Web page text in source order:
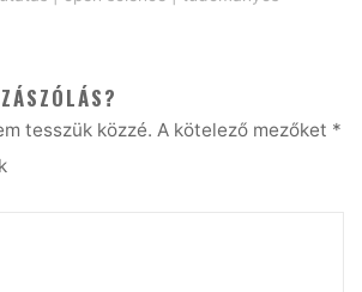
tesszük közzé. A kötelező mezőket *